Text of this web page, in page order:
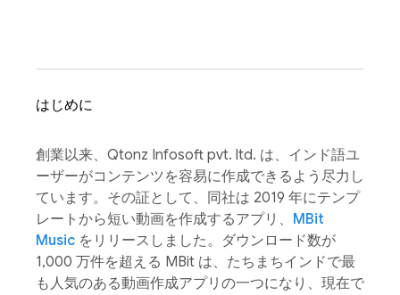
はじめに
創業以来、Qtonz Infosoft pvt. ltd. は、インド語ユ
ーザーがコンテンツを容易に作成できるよう尽力し
ています。その証として、同社は 2019 年にテンプ
レートから短い動画を作成するアプリ、 MBit
Music をリリースしました。ダウンロード数が
1,000 万件を超える MBit は、たちまちインドで最
も人気のある動画作成アプリの一つになり、現在で